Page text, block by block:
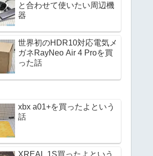
と合わせて使いたい周辺機
器
世界初のHDR10対応電気メ
ガネRayNeo Air 4 Proを買
った話
xbx a01+を買ったよという
話
XREAL 1S買ったよという